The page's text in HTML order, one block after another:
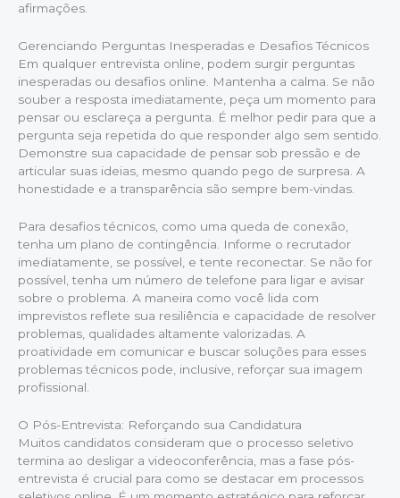
afirmações.
Gerenciando Perguntas Inesperadas e Desafios Técnicos
Em qualquer entrevista online, podem surgir perguntas
inesperadas ou desafios online. Mantenha a calma. Se não
souber a resposta imediatamente, peça um momento para
pensar ou esclareça a pergunta. É melhor pedir para que a
pergunta seja repetida do que responder algo sem sentido.
Demonstre sua capacidade de pensar sob pressão e de
articular suas ideias, mesmo quando pego de surpresa. A
honestidade e a transparência são sempre bem-vindas.
Para desafios técnicos, como uma queda de conexão,
tenha um plano de contingência. Informe o recrutador
imediatamente, se possível, e tente reconectar. Se não for
possível, tenha um número de telefone para ligar e avisar
sobre o problema. A maneira como você lida com
imprevistos reflete sua resiliência e capacidade de resolver
problemas, qualidades altamente valorizadas. A
proatividade em comunicar e buscar soluções para esses
problemas técnicos pode, inclusive, reforçar sua imagem
profissional.
O Pós-Entrevista: Reforçando sua Candidatura
Muitos candidatos consideram que o processo seletivo
termina ao desligar a videoconferência, mas a fase pós-
entrevista é crucial para como se destacar em processos